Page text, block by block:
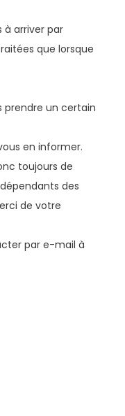
à arriver par
que lorsque
prendre un certain
en informer.
toujours de
des
de votre
par e-mail à